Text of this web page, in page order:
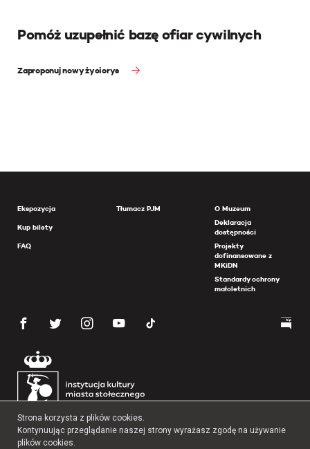
Pomóż uzupełnić bazę ofiar cywilnych
Zaproponuj nowy życiorys
Ekspozycja
Kup bilety
FAQ
Tłumacz PJM
O Muzeum
Deklaracja
dostępności
Projekty
dofinansowane z
MKiDN
Standardy ochrony
małoletnich
Strona korzysta z plików cookies.
Kontynuując przeglądanie naszej strony wyrażasz zgodę na używanie
plików cookies.